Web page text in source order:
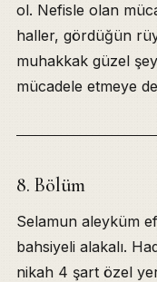
ol. Nefisle olan
haller, gördüğün
muhakkak güzel
mücadele etmeye
8. Bölüm
Selamun aleyküm
bahsiyeli alakalı.
nikah 4 şart özel